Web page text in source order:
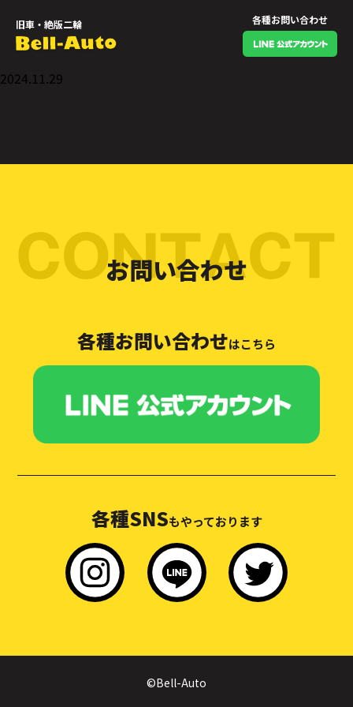
旧車・絶版二輪 各種お問い合わせ
2024.11.29
お問い合わせ
各種お問い合わせはこちら
各種SNSもやっております
©Bell-Auto